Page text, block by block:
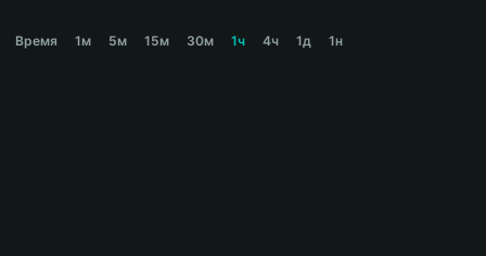
Время 1м 5м 15м 30м 1ч 4ч 1д 1н